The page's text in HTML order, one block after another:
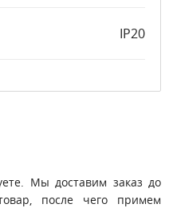
IP20
Мы доставим заказ до
после чего примем